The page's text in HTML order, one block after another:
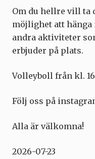
Om du hellre vill ta
möjlighet att
andra aktiviteter
erbjuder på plats.
Volleyboll från kl.
Följ oss på
Alla är välkomna!
2026-07-23